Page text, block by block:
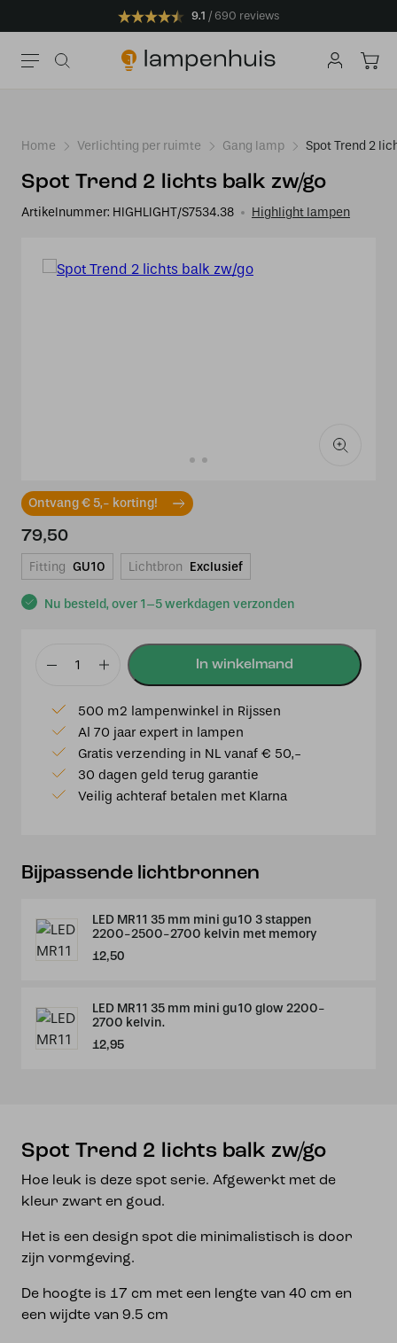
9.1 690 reviews
Home Verlichting per ruimte Gang lamp Spot Trend 2
Spot Trend 2 lichts balk zw/go
Artikelnummer: HIGHLIGHT/S7534.38 Highlight lampen
Ontvang € 5,- korting!
Nu besteld, over 1–5 werkdagen verzonden
79,50
Fitting GU10 Lichtbron Exclusief
lichts
balk
zw/go
aantal
500 m2 lampenwinkel in Rijssen
Al 70 jaar expert in lampen
Gratis verzending in NL vanaf € 50,-
30 dagen geld terug garantie
Veilig achteraf betalen met Klarna
Bijpassende lichtbronnen
LED MR11 35 mm mini gu10 3 stappen
2200-2500-2700 kelvin met memory
12,50
LED MR11 35 mm mini gu10 glow 2200-
2700 kelvin.
12,95
Spot Trend 2 lichts balk zw/go
Hoe leuk is deze spot serie. Afgewerkt met de
kleur zwart en goud.
Het is een design spot die minimalistisch is door
zijn vormgeving.
De hoogte is 17 cm met een lengte van 40 cm en
een wijdte van 9.5 cm